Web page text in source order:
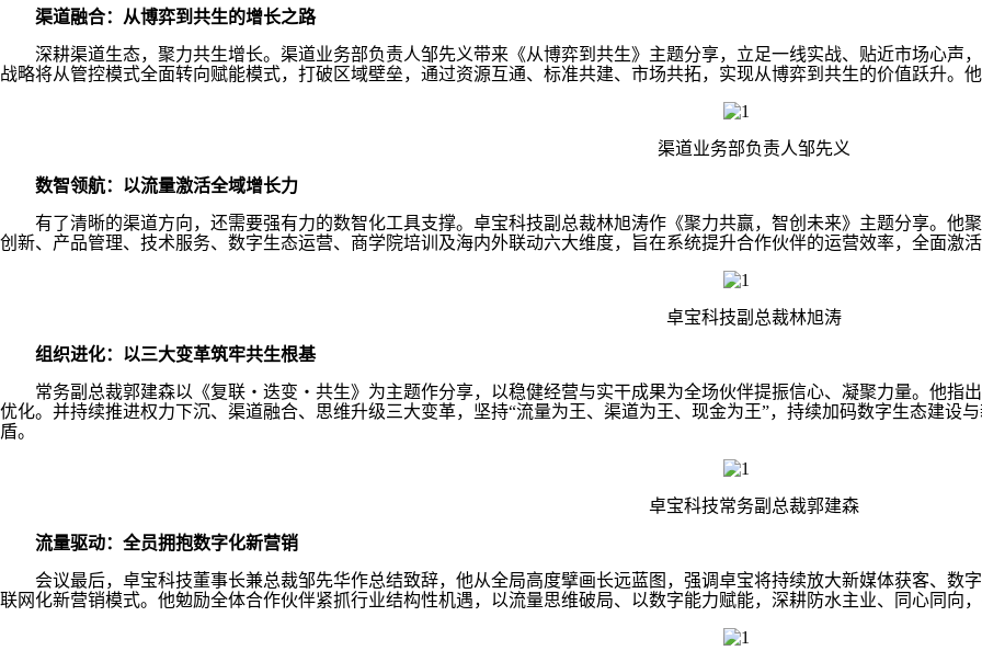
渠道融合：从博弈到共生的增长之路
深耕渠道生态，聚力共生增长。渠道业务部负责人邹先义带来《从博弈到共生》主题分享，立足一线实战、贴近市场心声
战略将从管控模式全面转向赋能模式，打破区域壁垒，通过资源互通、标准共建、市场共拓，实现从博弈到共生的价值跃升。
渠道业务部负责人邹先义
数智领航：以流量激活全域增长力
有了清晰的渠道方向，还需要强有力的数智化工具支撑。卓宝科技副总裁林旭涛作《聚力共赢，智创未来》主题分享。他
创新、产品管理、技术服务、数字生态运营、商学院培训及海内外联动六大维度，旨在系统提升合作伙伴的运营效率，全面激
卓宝科技副总裁林旭涛
组织进化：以三大变革筑牢共生根基
常务副总裁郭建森以《复联・迭变・共生》为主题作分享，以稳健经营与实干成果为全场伙伴提振信心、凝聚力量。他指
优化。并持续推进权力下沉、渠道融合、思维升级三大变革，坚持“流量为王、渠道为王、现金为王”，持续加码数字生态建设
盾。
卓宝科技常务副总裁郭建森
流量驱动：全员拥抱数字化新营销
会议最后，卓宝科技董事长兼总裁邹先华作总结致辞，他从全局高度擘画长远蓝图，强调卓宝将持续放大新媒体获客、数
联网化新营销模式。他勉励全体合作伙伴紧抓行业结构性机遇，以流量思维破局、以数字能力赋能，深耕防水主业、同心同向